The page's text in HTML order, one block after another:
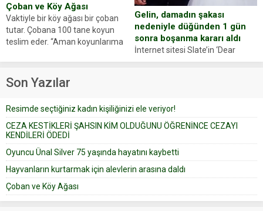
Çoban ve Köy Ağası
Vaktiyle bir köy ağası bir çoban
tutar. Çobana 100 tane koyun
teslim eder. “Aman koyunlarıma
Gelin, damadın şakası
nedeniyle düğünden 1 gün
sonra boşanma kararı aldı
İnternet sitesi Slate’in ‘Dear
Prudence’ isimli tavsiye köşesine
yapıştırdığı için düğünden...
Son Yazılar
Resimde seçtiğiniz kadın kişiliğinizi ele veriyor!
CEZA KESTİKLERİ ŞAHSIN KİM OLDUĞUNU ÖĞRENİNCE CEZAYI
KENDİLERİ ÖDEDİ
Oyuncu Ünal Silver 75 yaşında hayatını kaybetti
Hayvanların kurtarmak için alevlerin arasına daldı
Çoban ve Köy Ağası